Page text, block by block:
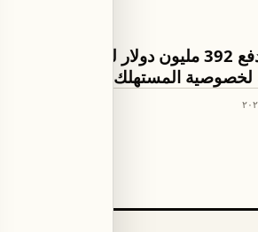
لخصوصية المستهلك بأمريكا